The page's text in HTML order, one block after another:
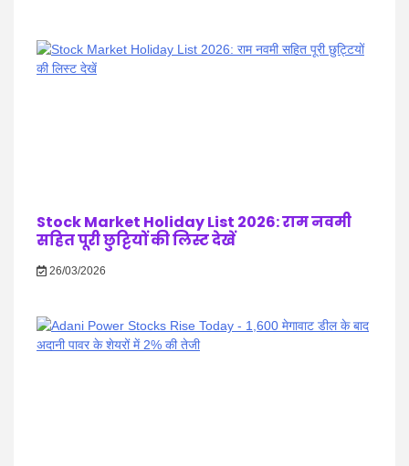
Stock Market Holiday List 2026: राम नवमी
सहित पूरी छुट्टियों की लिस्ट देखें
26/03/2026